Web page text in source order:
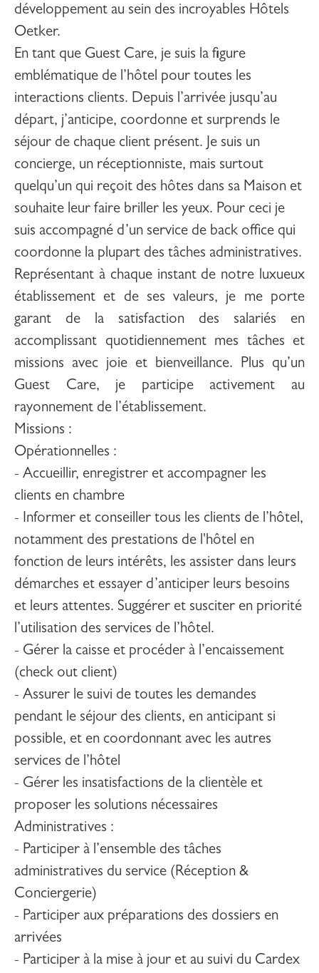
développement au sein des incroyables Hôtels
Oetker.
En tant que Guest Care, je suis la figure
emblématique de l’hôtel pour toutes les
interactions clients. Depuis l’arrivée jusqu’au
départ, j’anticipe, coordonne et surprends le
séjour de chaque client présent. Je suis un
concierge, un réceptionniste, mais surtout
quelqu’un qui reçoit des hôtes dans sa Maison et
souhaite leur faire briller les yeux. Pour ceci je
suis accompagné d’un service de back office qui
coordonne la plupart des tâches administratives.
Représentant à chaque instant de notre luxueux
établissement et de ses valeurs, je me porte
garant de la satisfaction des salariés en
accomplissant quotidiennement mes tâches et
missions avec joie et bienveillance. Plus qu’un
Guest Care, je participe activement au
rayonnement de l’établissement.
Missions :
Opérationnelles :
- Accueillir, enregistrer et accompagner les
clients en chambre
- Informer et conseiller tous les clients de l’hôtel,
notamment des prestations de l'hôtel en
fonction de leurs intérêts, les assister dans leurs
démarches et essayer d’anticiper leurs besoins
et leurs attentes. Suggérer et susciter en priorité
l’utilisation des services de l’hôtel.
- Gérer la caisse et procéder à l’encaissement
(check out client)
- Assurer le suivi de toutes les demandes
pendant le séjour des clients, en anticipant si
possible, et en coordonnant avec les autres
services de l’hôtel
- Gérer les insatisfactions de la clientèle et
proposer les solutions nécessaires
Administratives :
- Participer à l’ensemble des tâches
administratives du service (Réception &
Conciergerie)
- Participer aux préparations des dossiers en
arrivées
- Participer à la mise à jour et au suivi du Cardex